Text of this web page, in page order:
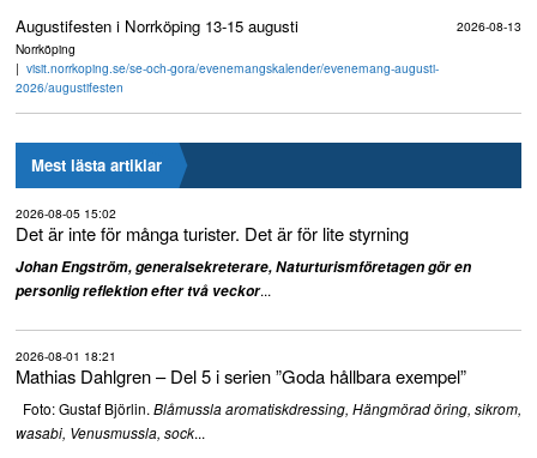
Augustifesten i Norrköping 13-15 augusti
2026-08-13
Norrköping
visit.norrkoping.se/se-och-gora/evenemangskalender/evenemang-augusti-
2026/augustifesten
Mest lästa artiklar
2026-08-05 15:02
Det är inte för många turister. Det är för lite styrning
Johan Engström, generalsekreterare, Naturturismföretagen gör en
personlig reflektion efter två veckor...
2026-08-01 18:21
Mathias Dahlgren – Del 5 i serien ”Goda hållbara exempel”
Foto: Gustaf Björlin. Blåmussla aromatiskdressing, Hängmörad öring, sikrom,
wasabi, Venusmussla, sock...